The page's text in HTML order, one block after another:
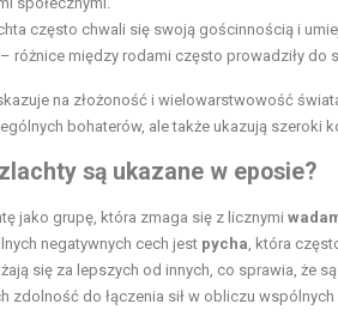
często chwali się swoją gościnnością i
– różnice między rodami często prowadziły do
na złożoność i wielowarstwowość
bohaterów, ale także ukazują szeroki
są ukazane w eposie?
jako grupę, która zmaga się z licznymi
negatywnych cech jest pycha, która
się za lepszych od innych, co sprawia, że
zdolność do łączenia sił w obliczu